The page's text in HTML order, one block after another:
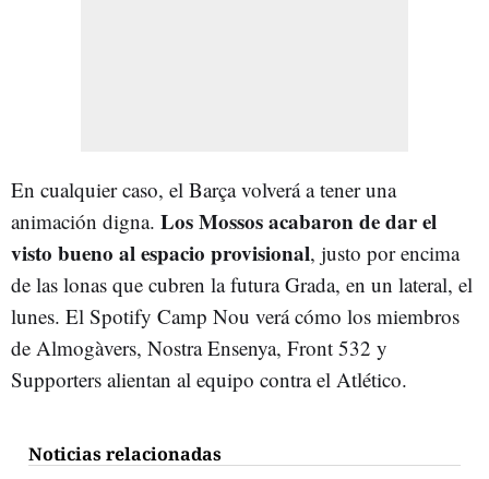
En cualquier caso, el Barça volverá a tener una
animación digna. Los Mossos acabaron de dar el
visto bueno al espacio provisional, justo por encima
de las lonas que cubren la futura Grada, en un lateral, el
lunes. El Spotify Camp Nou verá cómo los miembros
de Almogàvers, Nostra Ensenya, Front 532 y
Supporters alientan al equipo contra el Atlético.
Noticias relacionadas